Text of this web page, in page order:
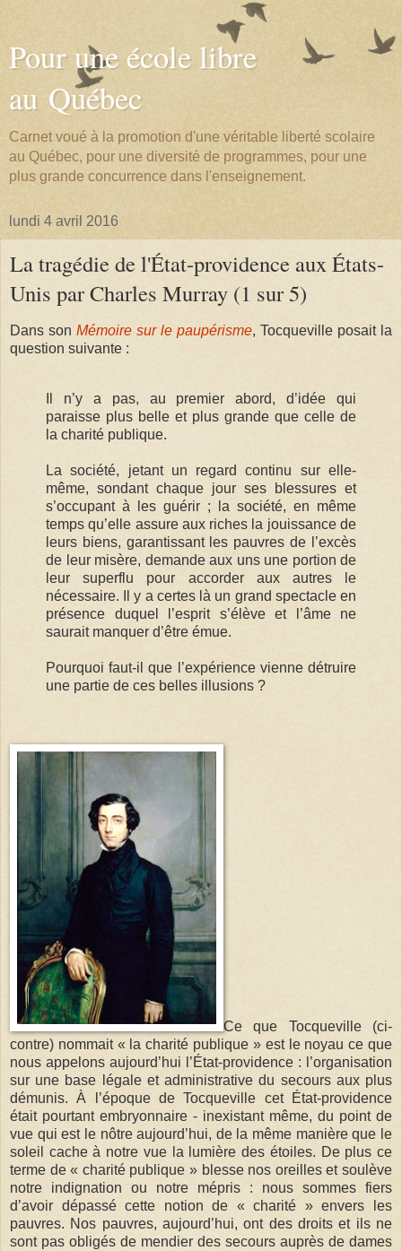
Pour une école libre
au Québec
Carnet voué à la promotion d'une véritable liberté scolaire
au Québec, pour une diversité de programmes, pour une
plus grande concurrence dans l'enseignement.
lundi 4 avril 2016
La tragédie de l'État-providence aux États-
Unis par Charles Murray (1 sur 5)
Dans son Mémoire sur le paupérisme, Tocqueville posait la
question suivante :
Il n’y a pas, au premier abord, d’idée qui
paraisse plus belle et plus grande que celle de
la charité publique.
La société, jetant un regard continu sur elle-
même, sondant chaque jour ses blessures et
s’occupant à les guérir ; la société, en même
temps qu’elle assure aux riches la jouissance de
leurs biens, garantissant les pauvres de l’excès
de leur misère, demande aux uns une portion de
leur superflu pour accorder aux autres le
nécessaire. Il y a certes là un grand spectacle en
présence duquel l’esprit s’élève et l’âme ne
saurait manquer d’être émue.
Pourquoi faut-il que l’expérience vienne détruire
une partie de ces belles illusions ?
Ce que Tocqueville (ci-
contre) nommait « la charité publique » est le noyau ce que
nous appelons aujourd’hui l’État-providence : l’organisation
sur une base légale et administrative du secours aux plus
démunis. À l’époque de Tocqueville cet État-providence
était pourtant embryonnaire - inexistant même, du point de
vue qui est le nôtre aujourd’hui, de la même manière que le
soleil cache à notre vue la lumière des étoiles. De plus ce
terme de « charité publique » blesse nos oreilles et soulève
notre indignation ou notre mépris : nous sommes fiers
d’avoir dépassé cette notion de « charité » envers les
pauvres. Nos pauvres, aujourd’hui, ont des droits et ils ne
sont pas obligés de mendier des secours auprès de dames